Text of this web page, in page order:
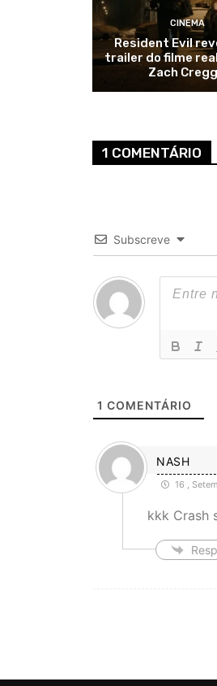
CINEMA
Resident Evil
trailer do filme
Zach
1 COMENTÁRIO
Subscreve
1 COMENTÁRIO
NASH
16 ,
kkk Crash